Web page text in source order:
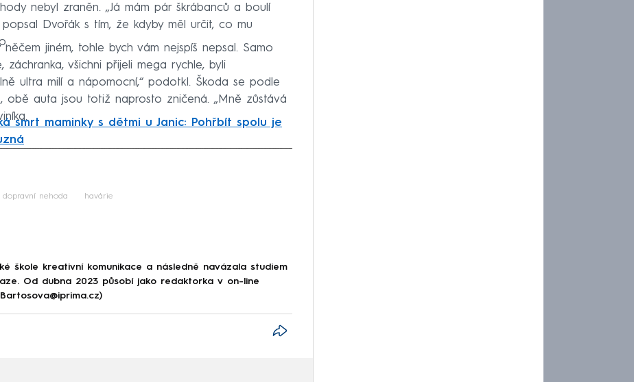
nebyl zraněn. „Já mám pár škrábanců a boulí
Dvořák s tím, že kdyby měl určit, co mu
jiném, tohle bych vám nejspíš nepsal. Samo
záchranka, všichni přijeli mega rychle, byli
ultra milí a nápomocní,“ podotkl. Škoda se podle
obě auta jsou totiž naprosto zničená. „Mně zůstává
smrt maminky s dětmi u Janic: Pohřbít spolu je
dopravní nehoda havárie
škole kreativní komunikace a následně navázala studiem
Od dubna 2023 působí jako redaktorka v on-line